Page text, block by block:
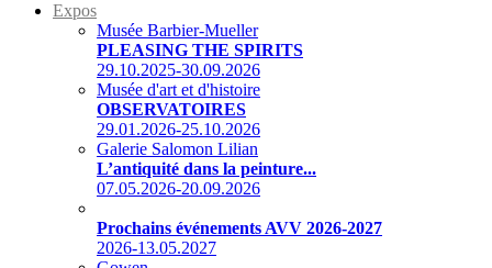
Expos
Musée Barbier-Mueller
PLEASING THE SPIRITS
29.10.2025-30.09.2026
Musée d'art et d'histoire
OBSERVATOIRES
29.01.2026-25.10.2026
Galerie Salomon Lilian
L’antiquité dans la peinture...
07.05.2026-20.09.2026
Prochains événements AVV 2026-2027
2026-13.05.2027